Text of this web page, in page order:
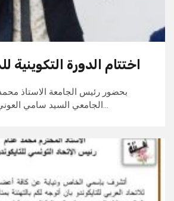
اختتام الدورة التكوينية
بحضور رئيس الجامعة الاستاذ
الجامعي السيد سامي العوني والخبير الدولي عبد…